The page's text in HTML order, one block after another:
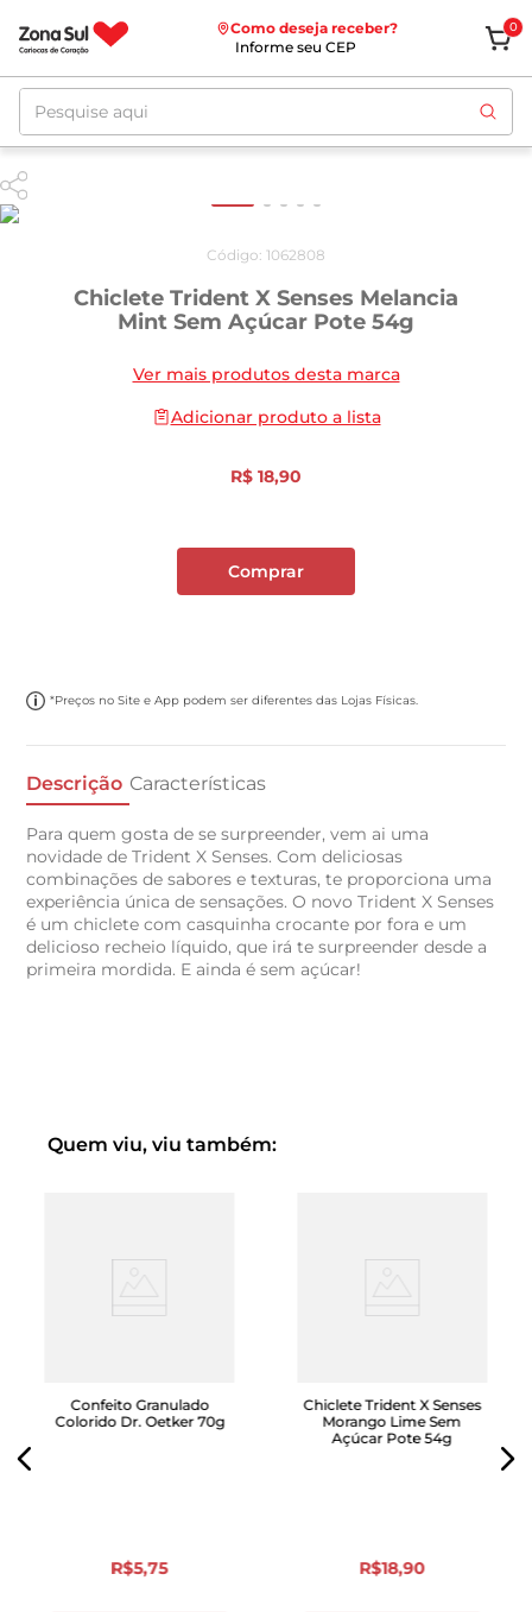
Como deseja receber?
Informe seu CEP
0
Pesquise aqui
Código: 1062808
Chiclete Trident X Senses Melancia
Mint Sem Açúcar Pote 54g
Ver mais produtos desta marca
Adicionar produto a lista
R$ 18,90
Comprar
*Preços no Site e App podem ser diferentes das Lojas Físicas.
Descrição Características
Para quem gosta de se surpreender, vem ai uma
novidade de Trident X Senses. Com deliciosas
combinações de sabores e texturas, te proporciona uma
experiência única de sensações. O novo Trident X Senses
é um chiclete com casquinha crocante por fora e um
delicioso recheio líquido, que irá te surpreender desde a
primeira mordida. E ainda é sem açúcar!
Quem viu, viu também:
Confeito Granulado
Colorido Dr. Oetker 70g
R$5,75
Chiclete Trident X Senses
Morango Lime Sem
Açúcar Pote 54g
R$18,90